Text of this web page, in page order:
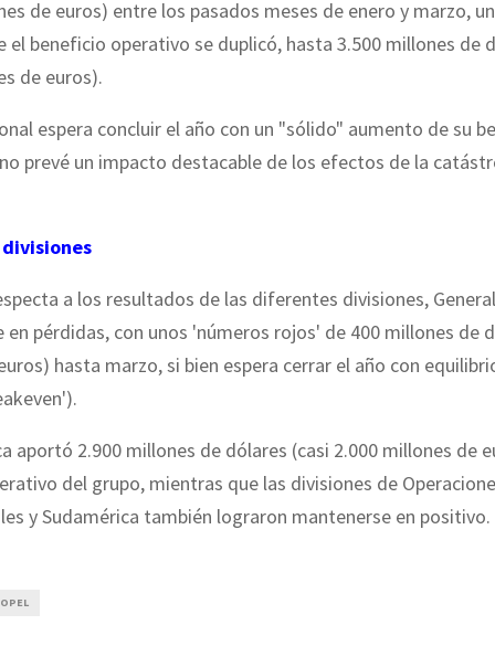
de euros) entre los pasados meses de enero y marzo,
el beneficio operativo se duplicó, hasta 3.500 millones de
de euros).
espera concluir el año con un "sólido" aumento de su
prevé un impacto destacable de los efectos de la
a los resultados de las diferentes divisiones,
en pérdidas, con unos 'números rojos' de 400 millones de
hasta marzo, si bien espera cerrar el año con
aportó 2.900 millones de dólares (casi 2.000 millones de
del grupo, mientras que las divisiones de
y Sudamérica también lograron mantenerse en positivo.
OPEL